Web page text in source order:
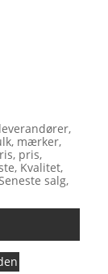
mærker,
pris,
Kvalitet,
salg,